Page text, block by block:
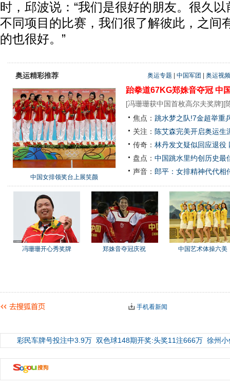
时，邱波说：“我们是很好的朋友。很久
不同项目的比赛，我们很了解彼此，之间
的也很好。”
奥运精彩推荐 奥运专题 中国军团 奥运视频
中国女排领奖台上展笑颜
跆拳道67KG郑姝音夺冠 中
[冯珊珊获中国首枚高尔夫奖牌][
焦点： 跳水梦之队!7金超举重
关注： 陈艾森完美开启奥运
传奇： 林丹发文疑似回应退役
盘点： 中国跳水里约创历史最
声音： 郎平：女排精神代代相
冯珊珊开心秀奖牌 郑姝音夺冠庆祝 中国艺术体操六美
手机看新闻
彩民车牌号投注中3.9万 双色球148期开奖:头奖11注666万 徐州